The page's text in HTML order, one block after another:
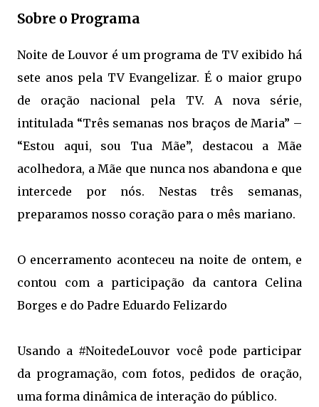
Sobre o Programa
Noite de Louvor é um programa de TV exibido há
sete anos pela TV Evangelizar. É o maior grupo
de oração nacional pela TV. A nova série,
intitulada “Três semanas nos braços de Maria” –
“Estou aqui, sou Tua Mãe”, destacou a Mãe
acolhedora, a Mãe que nunca nos abandona e que
intercede por nós. Nestas três semanas,
preparamos nosso coração para o mês mariano.
O encerramento aconteceu na noite de ontem, e
contou com a participação da cantora Celina
Borges e do Padre Eduardo Felizardo
Usando a #NoitedeLouvor você pode participar
da programação, com fotos, pedidos de oração,
uma forma dinâmica de interação do público.